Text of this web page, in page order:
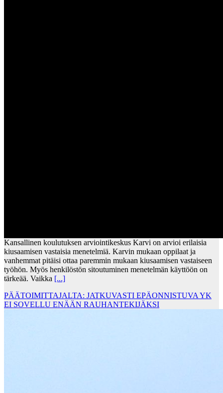
Kansallinen koulutuksen arviointikeskus Karvi on arvioi erilaisia
kiusaamisen vastaisia menetelmiä. Karvin mukaan oppilaat ja
vanhemmat pitäisi ottaa paremmin mukaan kiusaamisen vastaiseen
työhön. Myös henkilöstön sitoutuminen menetelmän käyttöön on
tärkeää. Vaikka [...]
PÄÄTOIMITTAJALTA: JATKUVASTI EPÄONNISTUVA YK
EI SOVELLU ENÄÄN RAUHANTEKIJÄKSI